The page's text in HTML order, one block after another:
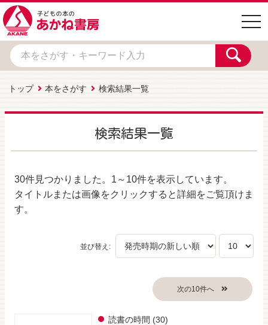
トップ 本をさがす 検索結果一覧
検索結果一覧
30件見つかりました。 1～10件を表示しています。
タイトルまたは画像をクリックすると詳細をご覧頂けま
す。
並び替え:
読書の時間 (30)